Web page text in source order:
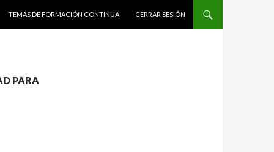
TEMAS DE FORMACIÓN CONTINUA CERRAR SESIÓN
PARA